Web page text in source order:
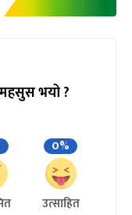
भयो ?
0%
उत्साहित